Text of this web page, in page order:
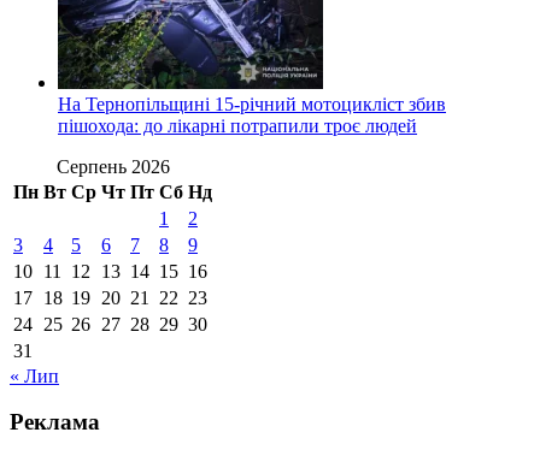
На Тернопільщині 15-річний мотоцикліст збив
пішохода: до лікарні потрапили троє людей
Серпень 2026
Пн Вт Ср Чт Пт Сб Нд
1
2
3
4 5 6 7 8
9
10 11 12 13 14 15 16
17 18 19 20 21 22 23
24 25 26 27 28 29 30
31
« Лип
Реклама